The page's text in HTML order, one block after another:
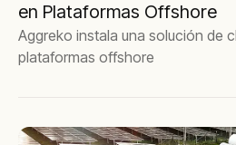
en Plataformas Offshore
Aggreko instala una solución de
plataformas offshore